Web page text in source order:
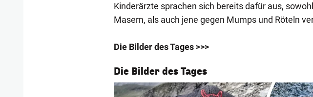
Kinderärzte sprachen sich bereits dafür aus,
Masern, als auch jene gegen Mumps und Röteln
Die Bilder des Tages >>>
Die Bilder des Tages
1/54